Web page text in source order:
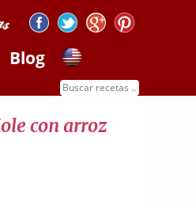
Blog
Receta de mole
con arroz